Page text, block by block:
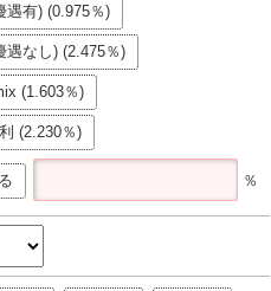
遇有) (0.975％)
遇なし) (2.475％)
(1.603％)
(2.230％)
％